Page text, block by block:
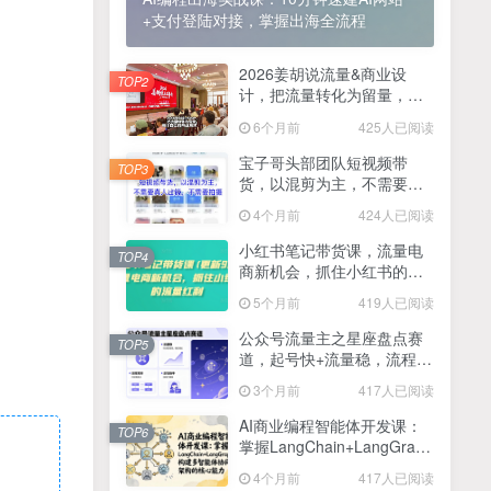
2025最新零撸项目，一部手机就可以操作，20秒一单，零投入纯薅羊毛，无门槛，一天200+【揭秘】
5 线上陪伴项目玩法，聊聊天就有收益的项目，一个月收益5000+
6 全网首发！答案之书网页版，全新玩法，搭配文档和网页，日入1k+零门槛小白首选副业
7 25年7月小红书女粉新玩法，公域转私域变现，日轻松变现2张+，5分钟简单复制好上手
8 情趣内衣暴利玩法，冷门赛道，日入1k+
9 在家就能做的项目，一天轻松300+，操作简单上手快
10 2025年百家号AI图文掘金，手机操作单号月入4-5位数，低门槛【附指令+工具】
抖音情感文案项目玩法，单月涨粉3000+，新手小白也能做
+支付登陆对接，掌握出海全流程
2026姜胡说流量&商业设
计，把流量转化为留量，设
6个月前 425人已阅读
TOP2
宝子哥头部团队短视频带
货，以混剪为主，不需要真
26年3月】
4个月前 424人已阅读
TOP3
小红书笔记带货课，流量电
商新机会，抓住小红书的流
5个月前 419人已阅读
TOP4
公众号流量主之星座盘点赛
道，起号快+流量稳，流程简
3个月前 417人已阅读
TOP5
AI商业编程智能体开发课：
掌握LangChain+LangGraph
4个月前 417人已阅读
TOP6